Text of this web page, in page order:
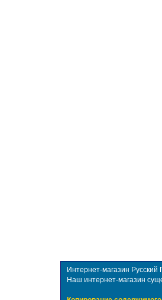
Интернет-магазин
Наш интернет-магазин